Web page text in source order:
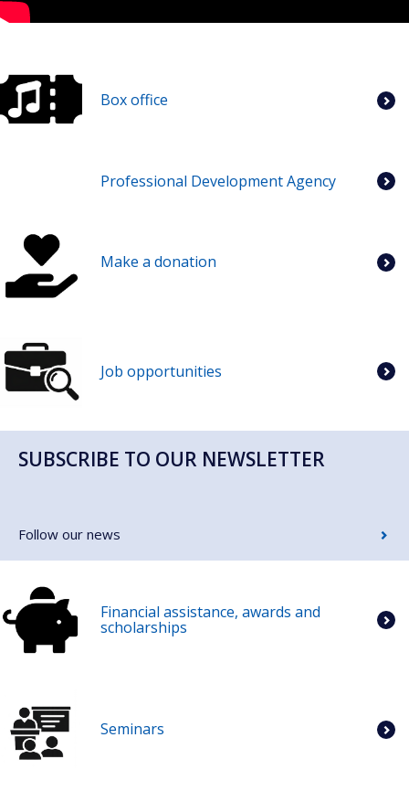
Box office
Professional Development Agency
Make a donation
Job opportunities
SUBSCRIBE TO OUR NEWSLETTER
Follow our news
Financial assistance, awards and
scholarships
Seminars